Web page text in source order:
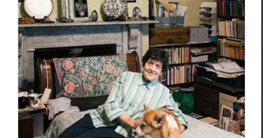
Judith Rodriguez,Extases /Ecstasies
(extrait)
Judith Rodriguez Poèmes